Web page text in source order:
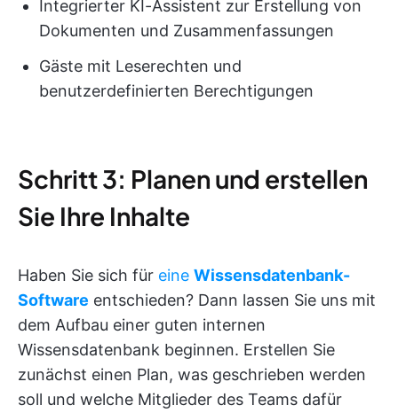
Integrierter KI-Assistent zur Erstellung von
Dokumenten und Zusammenfassungen
Gäste mit Leserechten und
benutzerdefinierten Berechtigungen
Schritt 3: Planen und erstellen
Sie Ihre Inhalte
Haben Sie sich für eine Wissensdatenbank-
Software entschieden? Dann lassen Sie uns mit
dem Aufbau einer guten internen
Wissensdatenbank beginnen. Erstellen Sie
zunächst einen Plan, was geschrieben werden
soll und welche Mitglieder des Teams dafür